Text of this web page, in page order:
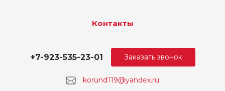
Контакты
korund119@yandex.ru
+7-923-535-23-01 Заказать звонок